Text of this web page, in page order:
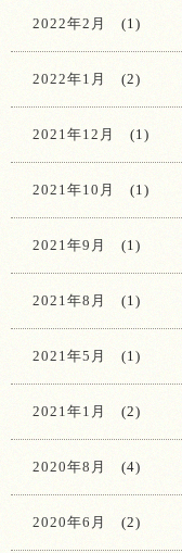
2022年2月 (1)
2022年1月 (2)
2021年12月 (1)
2021年10月 (1)
2021年9月 (1)
2021年8月 (1)
2021年5月 (1)
2021年1月 (2)
2020年8月 (4)
2020年6月 (2)